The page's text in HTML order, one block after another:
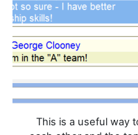
This is a useful way